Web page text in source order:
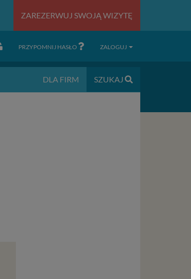
ZAREZERWUJ SWOJĄ WIZYTĘ
PRZYPOMNIJ HASŁO ZALOGUJ
DLA FIRM SZUKAJ